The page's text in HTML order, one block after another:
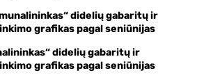
didelių gabaritų ir
grafikas pagal seniūnijas
didelių gabaritų ir
grafikas pagal seniūnijas